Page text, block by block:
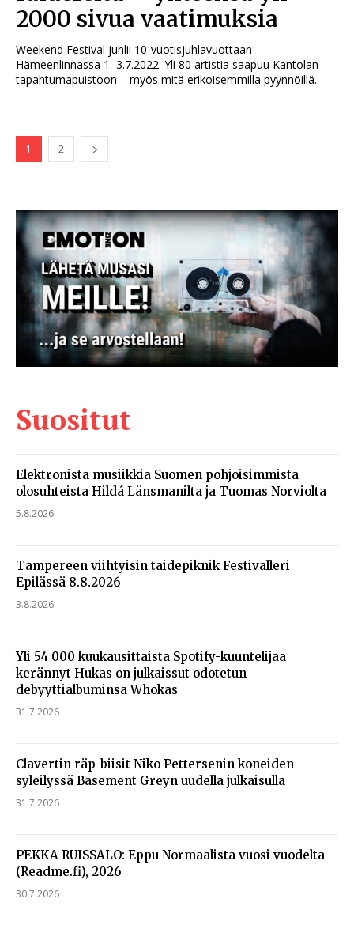
2000 sivua vaatimuksia
Weekend Festival juhlii 10-vuotisjuhlavuottaan
Hämeenlinnassa 1.-3.7.2022. Yli 80 artistia saapuu Kantolan
tapahtumapuistoon – myös mitä erikoisemmilla pyynnöillä.
1 2
Suositut
Elektronista musiikkia Suomen pohjoisimmista
olosuhteista Hildá Länsmanilta ja Tuomas Norviolta
5.8.2026
Tampereen viihtyisin taidepiknik Festivalleri
Epilässä 8.8.2026
3.8.2026
Yli 54 000 kuukausittaista Spotify-kuuntelijaa
kerännyt Hukas on julkaissut odotetun
debyyttialbuminsa Whokas
31.7.2026
Clavertin räp-biisit Niko Pettersenin koneiden
syleilyssä Basement Greyn uudella julkaisulla
31.7.2026
PEKKA RUISSALO: Eppu Normaalista vuosi vuodelta
(Readme.fi), 2026
30.7.2026